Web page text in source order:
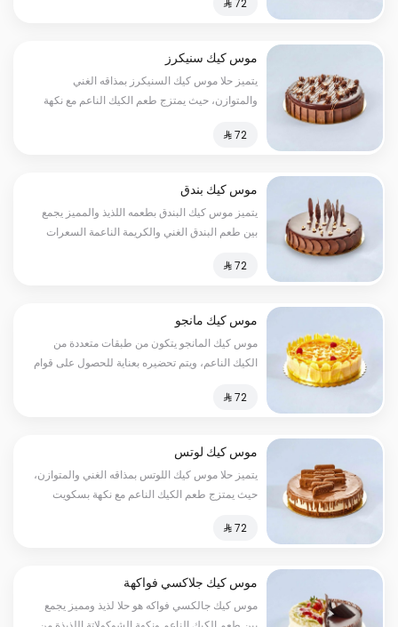
تنسى السعرات الحرارية:٢٠٠سعره حرارية
⁨⁦‪‬ 72⁩
موس كيك سنيكرز
يتميز حلا موس كيك السنيكرز بمذاقه الغني
والمتوازن، حيث يمتزج طعم الكيك الناعم مع نكهة
حرارية
⁨⁦‪‬ 72⁩
موس كيك بندق
يتميز موس كيك البندق بطعمه اللذيذ والمميز يجمع
بين طعم البندق الغني والكريمة الناعمة السعرات
⁨⁦‪‬ 72⁩
موس كيك مانجو
موس كيك المانجو يتكون من طبقات متعددة من
الكيك الناعم، ويتم تحضيره بعناية للحصول على قوام
يكمن في طبقة الفاكهة الطازجة والعصيرية من
⁨⁦‪‬ 72⁩
موس كيك لوتس
يتميز حلا موس كيك اللوتس بمذاقه الغني والمتوازن،
حيث يمتزج طعم الكيك الناعم مع نكهة بسكويت
الحرارية:١٣٠سعرة حرارية
⁨⁦‪‬ 72⁩
موس كيك جلاكسي فواكهة
موس كيك جالكسي فواكه هو حلا لذيذ ومميز يجمع